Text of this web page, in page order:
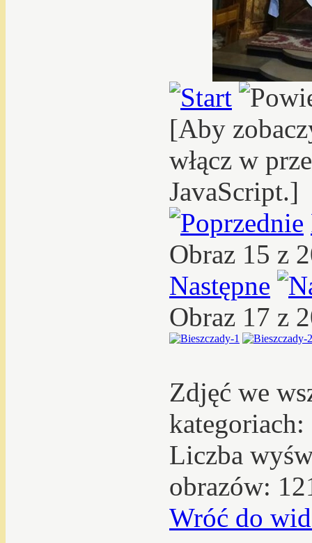
[Aby
włącz w
JavaScript.]
Obraz 15 z
Następne
Obraz 17 z
Zdjęć we
kategoriach:
Liczba
obrazów:
Wróć do